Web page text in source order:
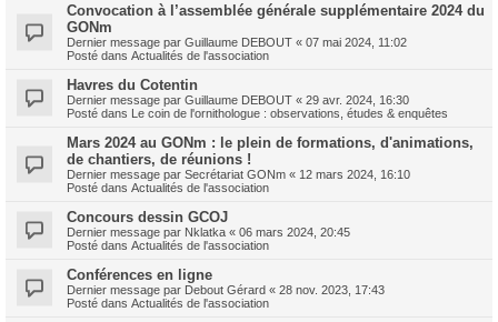
Convocation à l’assemblée générale supplémentaire 2024 du
GONm
Dernier message par Guillaume DEBOUT « 07 mai 2024, 11:02
Posté dans Actualités de l'association
Havres du Cotentin
Dernier message par Guillaume DEBOUT « 29 avr. 2024, 16:30
Posté dans Le coin de l'ornithologue : observations, études & enquêtes
Mars 2024 au GONm : le plein de formations, d'animations,
de chantiers, de réunions !
Dernier message par Secrétariat GONm « 12 mars 2024, 16:10
Posté dans Actualités de l'association
Concours dessin GCOJ
Dernier message par Nklatka « 06 mars 2024, 20:45
Posté dans Actualités de l'association
Conférences en ligne
Dernier message par Debout Gérard « 28 nov. 2023, 17:43
Posté dans Actualités de l'association